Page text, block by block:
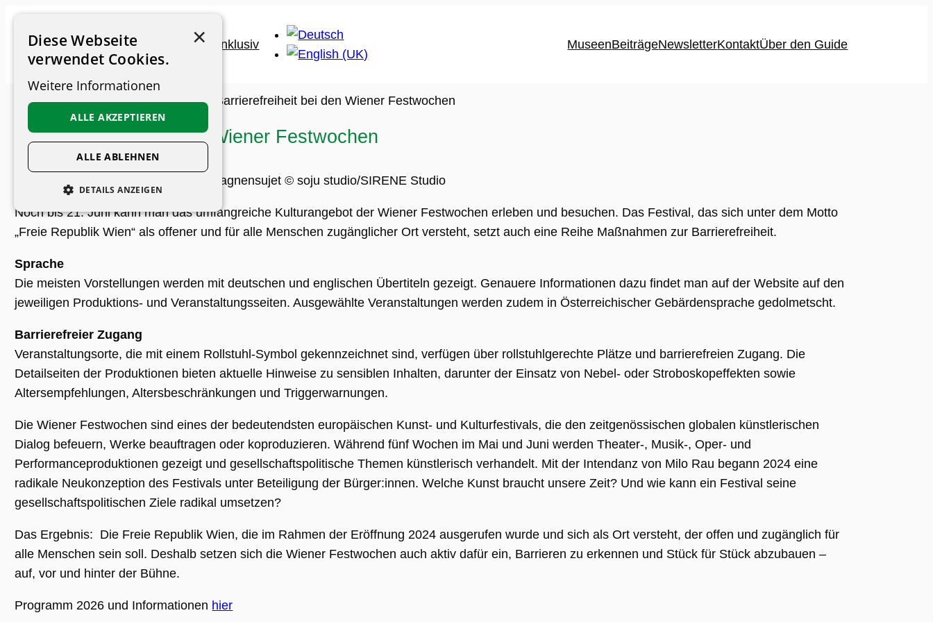
Inhalt
springen
MuseenBeiträgeNewsletterKontaktÜber den Guide
Museums-Guide>Archiv>News> Barrierefreiheit bei den Wiener Festwochen
Barrierefreiheit bei den Wiener Festwochen
Wiener Festwochen 2026 Kampagnensujet © soju studio/SIRENE Studio
Noch bis 21. Juni kann man das umfangreiche Kulturangebot der Wiener Festwochen erleben und besuchen. Das Festival, das sich unter dem Motto
„Freie Republik Wien“ als offener und für alle Menschen zugänglicher Ort versteht, setzt auch eine Reihe Maßnahmen zur Barrierefreiheit.
Sprache
Die meisten Vorstellungen werden mit deutschen und englischen Übertiteln gezeigt. Genauere Informationen dazu findet man auf der Website auf den
jeweiligen Produktions- und Veranstaltungsseiten. Ausgewählte Veranstaltungen werden zudem in Österreichischer Gebärdensprache gedolmetscht.
Barrierefreier Zugang
Veranstaltungsorte, die mit einem Rollstuhl-Symbol gekennzeichnet sind, verfügen über rollstuhlgerechte Plätze und barrierefreien Zugang. Die
Detailseiten der Produktionen bieten aktuelle Hinweise zu sensiblen Inhalten, darunter der Einsatz von Nebel- oder Stroboskopeffekten sowie
Altersempfehlungen, Altersbeschränkungen und Triggerwarnungen.
Die Wiener Festwochen sind eines der bedeutendsten europäischen Kunst- und Kulturfestivals, die den zeitgenössischen globalen künstlerischen
Dialog befeuern, Werke beauftragen oder koproduzieren. Während fünf Wochen im Mai und Juni werden Theater-, Musik-, Oper- und
Performanceproduktionen gezeigt und gesellschaftspolitische Themen künstlerisch verhandelt. Mit der Intendanz von Milo Rau begann 2024 eine
radikale Neukonzeption des Festivals unter Beteiligung der Bürger:innen. Welche Kunst braucht unsere Zeit? Und wie kann ein Festival seine
gesellschaftspolitischen Ziele radikal umsetzen?
Das Ergebnis: Die Freie Republik Wien, die im Rahmen der Eröffnung 2024 ausgerufen wurde und sich als Ort versteht, der offen und zugänglich für
alle Menschen sein soll. Deshalb setzen sich die Wiener Festwochen auch aktiv dafür ein, Barrieren zu erkennen und Stück für Stück abzubauen –
auf, vor und hinter der Bühne.
Programm 2026 und Informationen hier
×
Diese Webseite
verwendet Cookies.
Weitere Informationen
ALLE AKZEPTIEREN
ALLE ABLEHNEN
DETAILS ANZEIGEN
UNBEDINGT ERFORDERLICH
PERSONALISIERUNG
Unbedingt erforderlich
Performance
Personalisierung
Funktionalität
Unbedingt erforderliche Cookies ermöglichen
die Benutzeranmeldung und die
erforderlichen Cookies kann die Website nicht
ordnungsgemäß verwendet werden.
Name
Anbieter / Domäne Ablaufdatum
Beschreibung
CookieScriptConsent
CookieScript
.museumsguide.net
1 Jahr 1
Monat
Dieses Cookie wird vom
Cookie-Script.com-Dienst
für Besucher-Cookies zu
Banner von Cookie-
_GRECAPTCHA
Google LLC
5 Monate 4